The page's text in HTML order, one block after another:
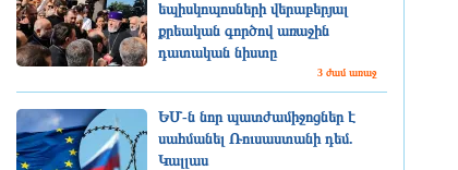
եպիսկոպոսների վերաբերյալ
քրեական գործով առաջին
դատական նիստը
3 ժամ առաջ
ԵՄ-ն նոր պատժամիջոցներ է
սահմանել Ռուսաստանի դեմ.
Կալլաս